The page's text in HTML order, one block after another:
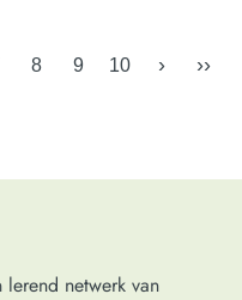
8 9 10 › ››
lerend netwerk van